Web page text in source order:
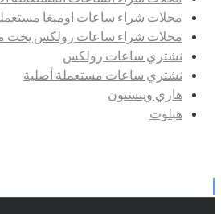
محلات شراء ساعات اوميغا
محلات شراء ساعات رولكس يخت
نشتري ساعات رولكس
نشتري ساعات مستعملة أصلية
هاري وينستون
هبلوت